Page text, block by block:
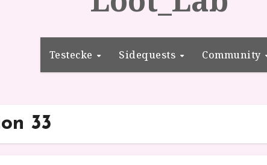
Testecke Sidequests Community
33